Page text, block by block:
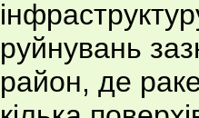
руйнувань
район, де